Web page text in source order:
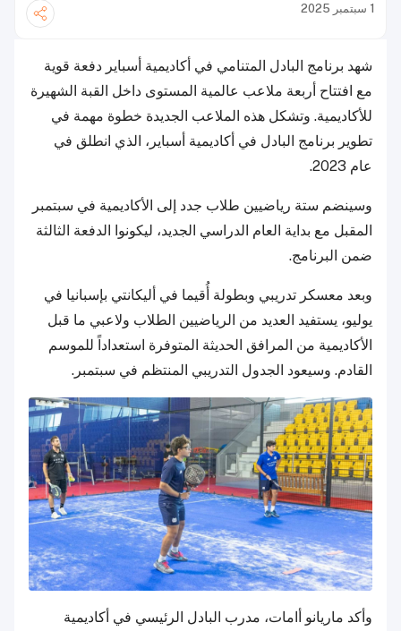
1 سبتمبر 2025
شهد برنامج البادل المتنامي في أكاديمية أسباير دفعة قوية
مع افتتاح أربعة ملاعب عالمية المستوى داخل القبة الشهيرة
للأكاديمية. وتشكل هذه الملاعب الجديدة خطوة مهمة في
تطوير برنامج البادل في أكاديمية أسباير، الذي انطلق في
عام 2023.
وسينضم ستة رياضيين طلاب جدد إلى الأكاديمية في سبتمبر
المقبل مع بداية العام الدراسي الجديد، ليكونوا الدفعة الثالثة
ضمن البرنامج.
وبعد معسكر تدريبي وبطولة أُقيما في أليكانتي بإسبانيا في
يوليو، يستفيد العديد من الرياضيين الطلاب ولاعبي ما قبل
الأكاديمية من المرافق الحديثة المتوفرة استعداداً للموسم
القادم. وسيعود الجدول التدريبي المنتظم في سبتمبر.
وأكد ماريانو أامات، مدرب البادل الرئيسي في أكاديمية